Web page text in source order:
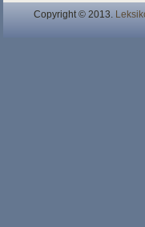
Copyright © 2013.